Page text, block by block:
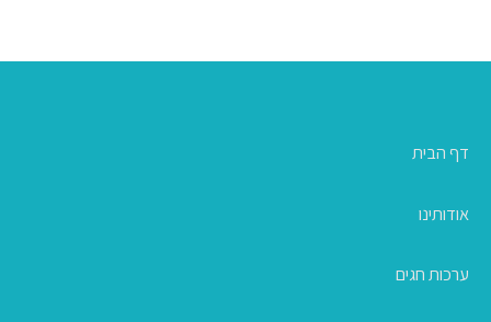
דף הבית
אודותינו
ערכות חגים